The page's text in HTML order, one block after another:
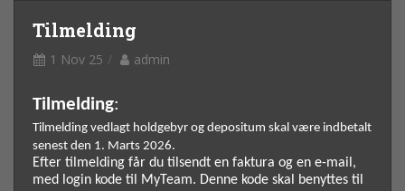
Tilmelding
1 Nov 25 admin
Tilmelding:
Tilmelding vedlagt holdgebyr og depositum skal være indbetalt
senest den 1. Marts 2026.
Efter tilmelding får du tilsendt en faktura og en e-mail,
med login kode til MyTeam. Denne kode skal benyttes til